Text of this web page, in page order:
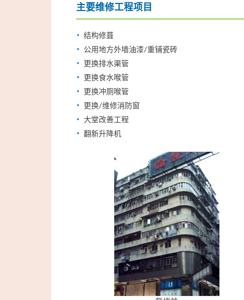
主要维修工程项目
结构修葺
公用地方外墙油漆/重铺瓷砖
更换排水渠管
更换食水喉管
更换冲厕喉管
更换/维修消防窗
大堂改善工程
翻新升降机